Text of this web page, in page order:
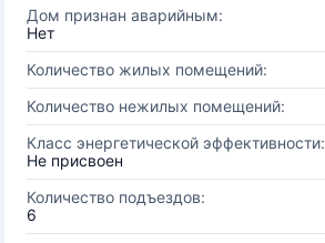
Дом признан аварийным:
Нет
Количество жилых помещений:
Количество нежилых помещений:
Класс энергетической эффективности:
Не присвоен
Количество подъездов:
6